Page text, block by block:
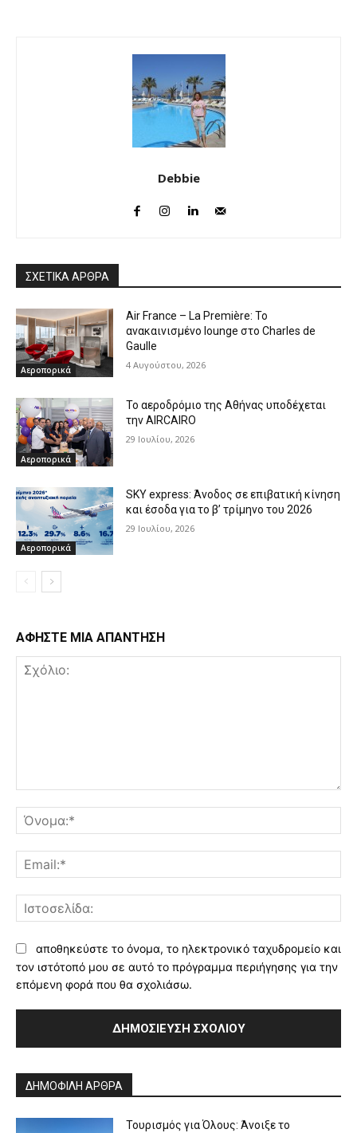
Debbie
ΣΧΕΤΙΚΑ ΑΡΘΡΑ
Αεροπορικά
Air France – La Première: Το
ανακαινισμένο lounge στο Charles de
Gaulle
4 Αυγούστου, 2026
Αεροπορικά
Το αεροδρόμιο της Αθήνας υποδέχεται
την AIRCAIRO
29 Ιουλίου, 2026
Αεροπορικά
SKY express: Άνοδος σε επιβατική κίνηση
και έσοδα για το β’ τρίμηνο του 2026
29 Ιουλίου, 2026
ΑΦΗΣΤΕ ΜΙΑ ΑΠΑΝΤΗΣΗ
αποθηκεύστε το όνομα, το ηλεκτρονικό ταχυδρομείο και
τον ιστότοπό μου σε αυτό το πρόγραμμα περιήγησης για την
επόμενη φορά που θα σχολιάσω.
ΔΗΜΟΦΙΛΗ ΑΡΘΡΑ
Τουρισμός για Όλους: Άνοιξε το